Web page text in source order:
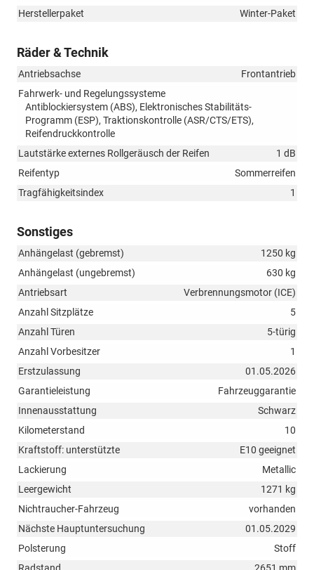
Herstellerpaket
Winter-Paket
Räder & Technik
Antriebsachse
Frontantrieb
Fahrwerk- und Regelungssysteme
Antiblockiersystem (ABS), Elektronisches Stabilitäts-
Programm (ESP), Traktionskontrolle (ASR/CTS/ETS),
Reifendruckkontrolle
Lautstärke externes Rollgeräusch der Reifen
1 dB
Reifentyp
Sommerreifen
Tragfähigkeitsindex
1
Sonstiges
Anhängelast (gebremst)
1250 kg
Anhängelast (ungebremst)
630 kg
Antriebsart
Verbrennungsmotor (ICE)
Anzahl Sitzplätze
5
Anzahl Türen
5-türig
Anzahl Vorbesitzer
1
Erstzulassung
01.05.2026
Garantieleistung
Fahrzeuggarantie
Innenausstattung
Schwarz
Kilometerstand
10
Kraftstoff: unterstützte
E10 geeignet
Lackierung
Metallic
Leergewicht
1271 kg
Nichtraucher-Fahrzeug
vorhanden
Nächste Hauptuntersuchung
01.05.2029
Polsterung
Stoff